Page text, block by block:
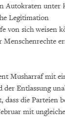
Autokraten unter
Legitimation
von sich weisen
Menschenrechte
Musharraf mit
der Entlassung
dass die Parteien
mit